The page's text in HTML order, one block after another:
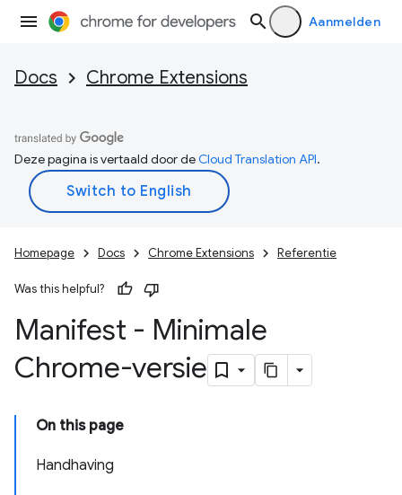
Aanmelden
Docs Chrome Extensions
Deze pagina is vertaald door deCloud Translation API.
Homepage Docs Chrome Extensions Referentie
Was this helpful?
Manifest - Minimale
Chrome-versie
On this page
Handhaving